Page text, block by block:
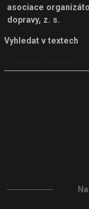
asociace
dopravy, z. s.
Vyhledat v textech